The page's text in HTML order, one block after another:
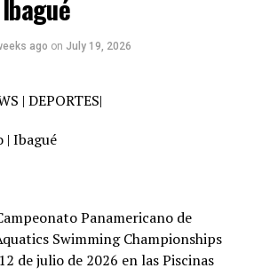
y despachos de prensa de
Yabucoa , lugar donde tocó tierra
vientos de 250 kms por hora , la
ago on July 19, 2026
| DEPORTES|
| Ibagué
Panamericano de
Swimming Championships
de julio de 2026 en las Piscinas